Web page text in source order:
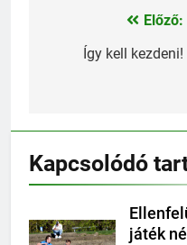
Bejegyzés
navigáció
Előző:
Így kell kezdeni!
Kapcsolódó
játék